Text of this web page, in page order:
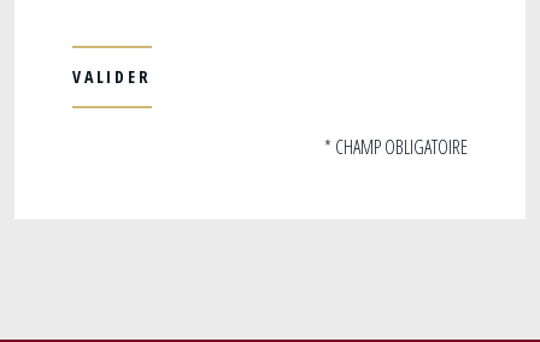
* CHAMP OBLIGATOIRE